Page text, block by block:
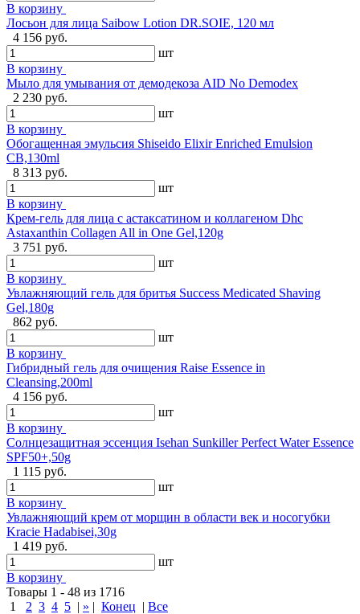
В корзину
Лосьон для лица Saibow Lotion DR.SOIE, 120 мл
4 156 руб.
шт
В корзину
Мыло для умывания от демодекоза AID No Demodex
2 230 руб.
шт
В корзину
Обогащенная эмульсия Shiseido Elixir Enriched Emulsion
CB,130ml
8 313 руб.
шт
В корзину
Крем-гель для лица с астаксатином и коллагеном Dhc
Astaxanthin Collagen All in One Gel,120g
3 751 руб.
шт
В корзину
Увлажняющий гель для бритья Success Medicated Shaving
Gel,180g
862 руб.
шт
В корзину
Гибридный гель для очищения Raise Essence in
Cleansing,200ml
4 156 руб.
шт
В корзину
Солнцезащитная эссенция Isehan Sunkiller Perfect Water Essence
SPF50+,50g
1 115 руб.
шт
В корзину
Увлажняющий крем от морщин в области век и носогубки
Kracie Hadabisei,30g
1 419 руб.
шт
В корзину
Товары 1 - 48 из 1716
1
2 3 4 5 | » | Конец | Все